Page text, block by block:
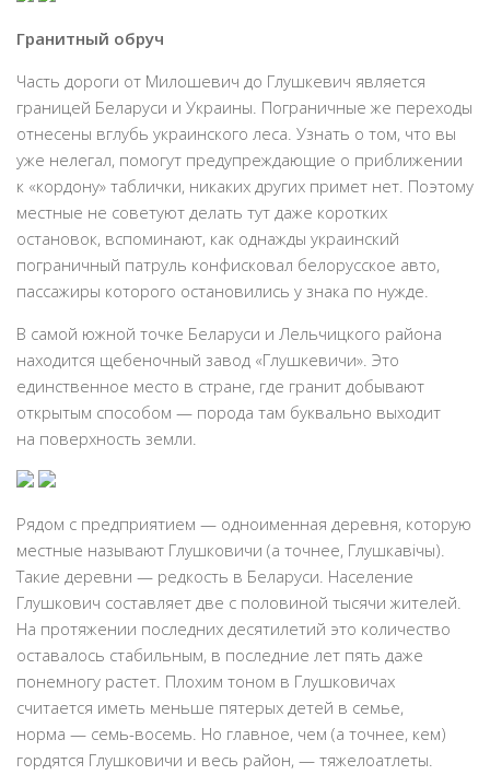
Гранитный обруч
Часть дороги от Милошевич до Глушкевич является
границей Беларуси и Украины. Пограничные же переходы
отнесены вглубь украинского леса. Узнать о том, что вы
уже нелегал, помогут предупреждающие о приближении
к «кордону» таблички, никаких других примет нет. Поэтому
местные не советуют делать тут даже коротких
остановок, вспоминают, как однажды украинский
пограничный патруль конфисковал белорусское авто,
пассажиры которого остановились у знака по нужде.
В самой южной точке Беларуси и Лельчицкого района
находится щебеночный завод «Глушкевичи». Это
единственное место в стране, где гранит добывают
открытым способом — порода там буквально выходит
на поверхность земли.
Рядом с предприятием — одноименная деревня, которую
местные называют Глушковичи (а точнее, Глушкавічы).
Такие деревни — редкость в Беларуси. Население
Глушкович составляет две с половиной тысячи жителей.
На протяжении последних десятилетий это количество
оставалось стабильным, в последние лет пять даже
понемногу растет. Плохим тоном в Глушковичах
считается иметь меньше пятерых детей в семье,
норма — семь-восемь. Но главное, чем (а точнее, кем)
гордятся Глушковичи и весь район, — тяжелоатлеты.